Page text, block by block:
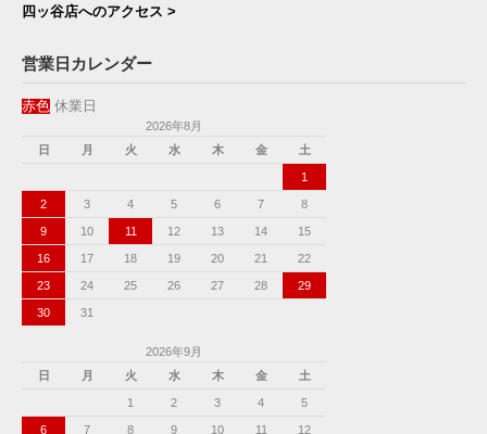
四ッ谷店へのアクセス >
営業日カレンダー
赤色 休業日
2026年8月
日
月 火 水 木 金 土
1
2 3 4 5 6 7 8
9 10 11 12 13 14 15
16 17 18 19 20 21 22
23 24 25 26 27 28 29
30 31
2026年9月
日
月 火 水 木 金 土
1 2 3 4 5
6 7 8 9 10 11 12